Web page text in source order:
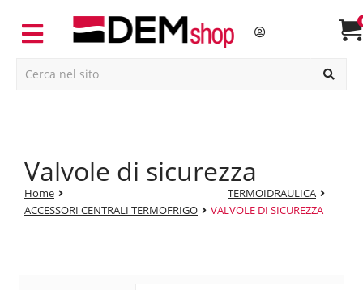
valvole di sicurezza
Home
TERMOIDRAULICA
ACCESSORI CENTRALI TERMOFRIGO
VALVOLE DI SICUREZZA